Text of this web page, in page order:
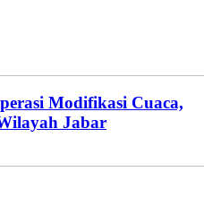
Modifikasi Cuaca,
Jabar